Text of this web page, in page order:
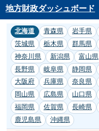
地方財政ダッシュボード
北海道 青森県 岩手県
茨城県
栃木県 群馬県
神奈川県
新潟県 富山県
長野県
岐阜県 静岡県
大阪府
兵庫県 奈良県
岡山県
広島県 山口県
福岡県
佐賀県 長崎県
鹿児島県
沖縄県